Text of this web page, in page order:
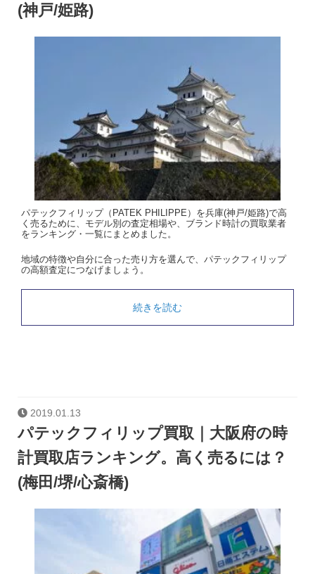
(神戸/姫路)
パテックフィリップ（PATEK PHILIPPE）を兵庫(神戸/姫路)で高
く売るために、モデル別の査定相場や、ブランド時計の買取業者
をランキング・一覧にまとめました。
地域の特徴や自分に合った売り方を選んで、パテックフィリップ
の高額査定につなげましょう。
続きを読む
2019.01.13
パテックフィリップ買取｜大阪府の時
計買取店ランキング。高く売るには？
(梅田/堺/心斎橋)